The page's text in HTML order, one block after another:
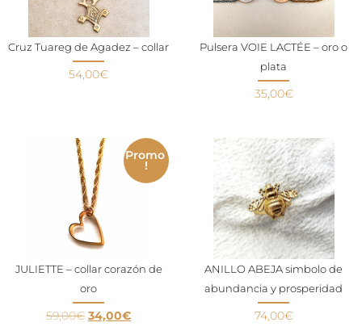
Cruz Tuareg de Agadez – collar
54,00€
Pulsera VOIE LACTÉE – oro o
plata
35,00€
JULIETTE – collar corazón de
oro
Promo
!
59,00€ 34,00€
ANILLO ABEJA simbolo de
abundancia y prosperidad
74,00€